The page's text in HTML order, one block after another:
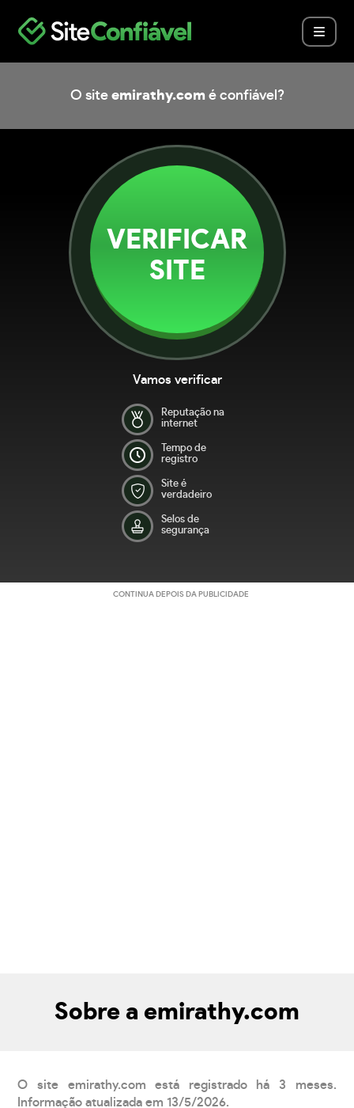
O site emirathy.com é confiável?
VERIFICAR
SITE
Vamos verificar
Reputação na
internet
Tempo de
registro
Site é
verdadeiro
Selos de
segurança
CONTINUA DEPOIS DA PUBLICIDADE
Sobre a emirathy.com
O site emirathy.com está registrado há 3 meses.
Informação atualizada em 13/5/2026.